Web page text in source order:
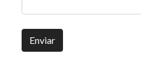
Enviar